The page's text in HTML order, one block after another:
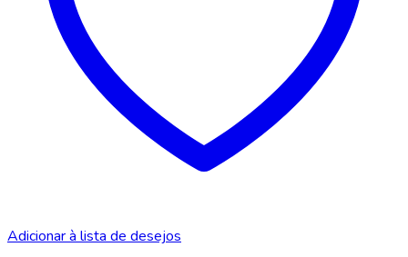
Adicionar à lista de desejos